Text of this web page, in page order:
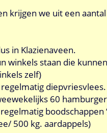
krijgen we uit een
in Klazienaveen.
winkels staan die
zelf)
diepvriesvlees.
60
boodschappen
500 kg. aardappels)